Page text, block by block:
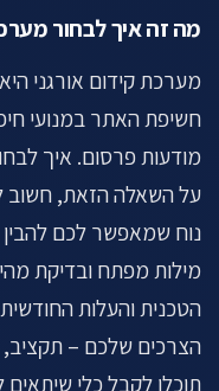
מה זה איך לבחור
מערכת קידום אורגני
חשיפת האתר במנועי
מודעות פרסום. איך
על השאלה הזאת, חשוב
נוח שמאפשר לכם
מילות מפתח ובדיקת
הטכנית והעלות
הצרכים שלכם –
תוכלו לקבל כלי